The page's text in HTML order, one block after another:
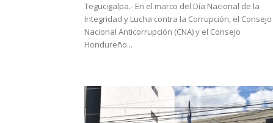
Tegucigalpa.- En el marco del Día Nacional de la
Integridad y Lucha contra la Corrupción, el Consejo
Nacional Anticorrupción (CNA) y el Consejo
Hondureño...